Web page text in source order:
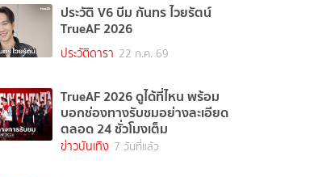
ประวัติ V6 บีม กันทร ไวยรัตน์
TrueAF 2026
ประวัติดารา 22 ก.ค. 69
TrueAF 2026 ดูได้ที่ไหน พร้อม
บอกช่องทางรับชมอย่างละเอียด
ตลอด 24 ชั่วโมงเต็ม
ข่าวบันเทิง 7 วันที่แล้ว